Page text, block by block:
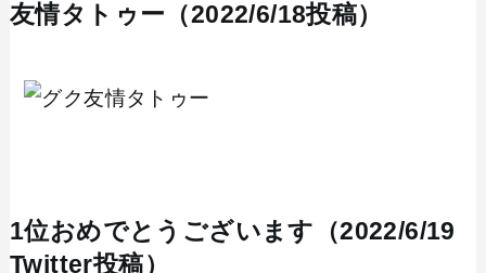
友情タトゥー（2022/6/18投稿）
1位おめでとうございます（2022/6/19
Twitter投稿）